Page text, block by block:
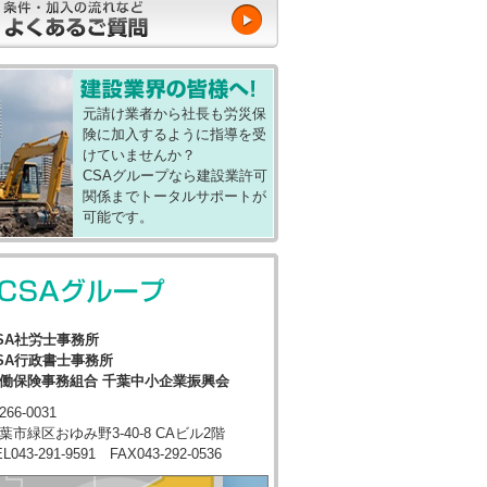
元請け業者から社長も労災保
険に加入するように指導を受
けていませんか？
CSAグループなら建設業許可
関係までトータルサポートが
可能です。
社労士事務所
行政書士事務所
保険事務組合 千葉中小企業振興会
0031
市緑区おゆみ野3-40-8 CAビル2階
291-9591 FAX043-292-0536